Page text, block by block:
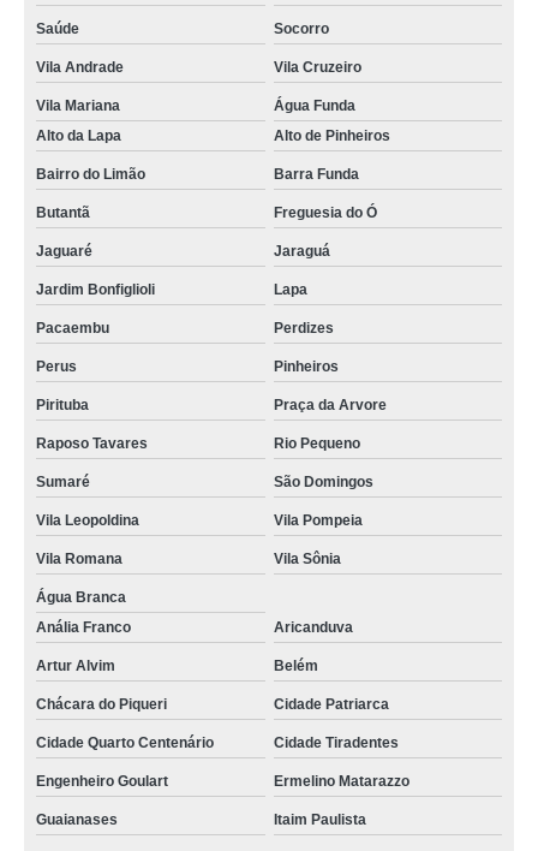
onde encontro placa de energia solar Americana
energia solar fotovoltaica Araraquara
placa de energia solar valor Cananéia
kit de energia solar Ilhabela
placa de energia solar Mandaqui
energia solar para casas Grajau
empresa de placa de energia solar Rio Pequeno
empresa de energia solar para residencia Praia de Camburi
energia solar residencial Cotia
empresa de placa energia solar Aricanduva
placa de energia solar valor Ferraz de Vasconcelos
empresa de energia solar para casas M'Boi Mirim
onde encontro energia solar residencial Itapecerica da Serra
energia solar fotovoltaica São José do Rio Preto
energia solar residencial valor Grajau
empresa de kit de energia solar Cambuci
empresa de kit energia solar fotovoltaica Jardim Paulistano
energia solar para casas Brasilândia
energia solar para residencia Cananéia
Saúde Socorro
Vila Andrade Vila Cruzeiro
Vila Mariana
Água Funda
Alto da Lapa
Alto de Pinheiros
Bairro do Limão Barra Funda
Butantã Freguesia do Ó
Jaguaré Jaraguá
Jardim Bonfiglioli Lapa
Pacaembu Perdizes
Perus Pinheiros
Pirituba Praça da Arvore
Raposo Tavares Rio Pequeno
Sumaré São Domingos
Vila Leopoldina Vila Pompeia
Vila Romana Vila Sônia
Água Branca
Anália Franco
Aricanduva
Artur Alvim Belém
Chácara do Piqueri Cidade Patriarca
Cidade Quarto Centenário Cidade Tiradentes
Engenheiro Goulart Ermelino Matarazzo
Guaianases Itaim Paulista